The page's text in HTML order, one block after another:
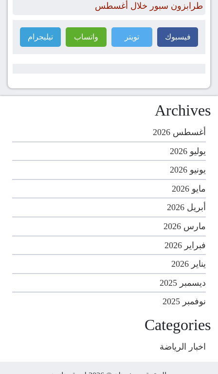
طرابزون سبور خلال أغسطس
فيسبوك تويتر واتساب تيليجرام
Archives
أغسطس 2026
يوليو 2026
يونيو 2026
مايو 2026
أبريل 2026
مارس 2026
فبراير 2026
يناير 2026
ديسمبر 2025
نوفمبر 2025
Categories
اخبار الرياضة